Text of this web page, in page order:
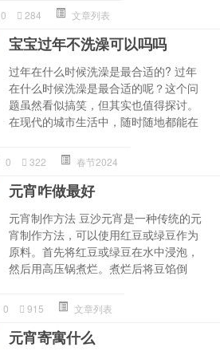
0 284 文章列表
宝宝过年不洗澡可以吗吗
过年在什么时候洗澡是最合适的? 过年
在什么时候洗澡是最合适的呢？这个问
题虽然看似搞笑，但其实也值得探讨。
在现代的城市生活中，随时随地都能在
0 322 春节2024
元宵咋做最好
元宵制作方法 豆沙元宵是一种传统的元
宵制作方法，可以使用红豆或绿豆作为
原料。首先将红豆或绿豆在水中浸泡，
然后用高压锅煮烂。煮烂后将豆馅倒
0 915 文章列表
元宵寄寓什么